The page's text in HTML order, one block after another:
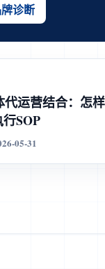
诊断
运营结合：怎
SOP
05-31